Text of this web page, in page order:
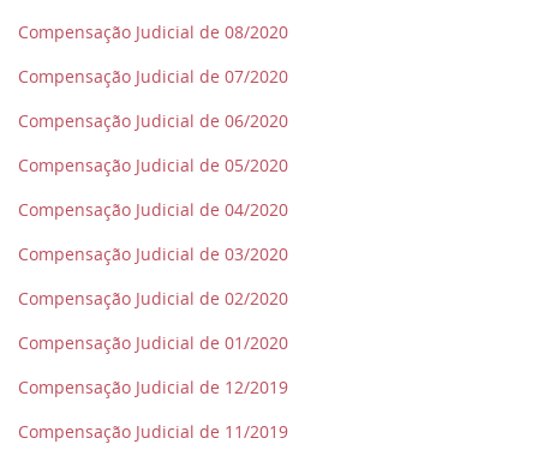
Compensação Judicial de 08/2020
Compensação Judicial de 07/2020
Compensação Judicial de 06/2020
Compensação Judicial de 05/2020
Compensação Judicial de 04/2020
Compensação Judicial de 03/2020
Compensação Judicial de 02/2020
Compensação Judicial de 01/2020
Compensação Judicial de 12/2019
Compensação Judicial de 11/2019